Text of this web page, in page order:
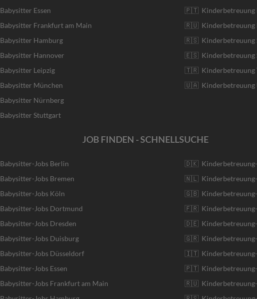
Babysitter Essen
Babysitter Frankfurt am Main
Babysitter Hamburg
Babysitter Hannover
Babysitter Leipzig
Babysitter München
Babysitter Nürnberg
Babysitter Stuttgart
🇵🇹 Kinderbetreuung
🇷🇺 Kinderbetreuung
🇷🇸 Kinderbetreuung
🇪🇸 Kinderbetreuung
🇹🇷 Kinderbetreuung
🇺🇦 Kinderbetreuung
JOB FINDEN - SCHNELLSUCHE
Babysitter-Jobs Berlin
Babysitter-Jobs Bremen
Babysitter-Jobs Köln
Babysitter-Jobs Dortmund
Babysitter-Jobs Dresden
Babysitter-Jobs Duisburg
Babysitter-Jobs Düsseldorf
Babysitter-Jobs Essen
Babysitter-Jobs Frankfurt am Main
🇩🇰 Kinderbetreuung-
🇳🇱 Kinderbetreuung-
🇬🇧 Kinderbetreuung-
🇫🇷 Kinderbetreuung-
🇩🇪 Kinderbetreuung-
🇬🇷 Kinderbetreuung-
🇮🇹 Kinderbetreuung-
🇵🇹 Kinderbetreuung-
🇷🇺 Kinderbetreuung-